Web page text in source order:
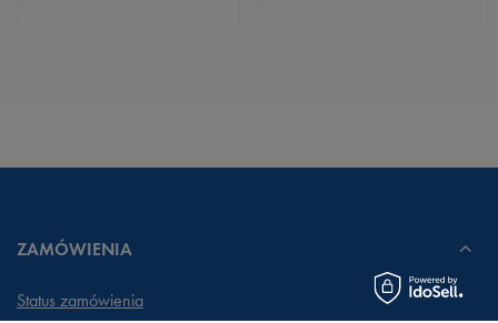
ZAMÓWIENIA
Status zamówienia